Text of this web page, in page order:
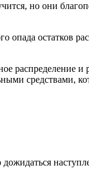
но они
опада остатков
распределение и
средствами,